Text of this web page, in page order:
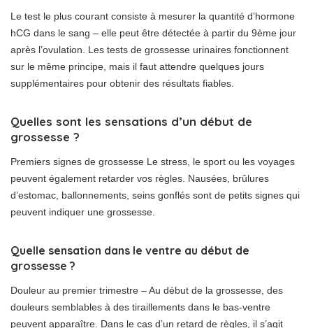
Le test le plus courant consiste à mesurer la quantité d’hormone
hCG dans le sang – elle peut être détectée à partir du 9ème jour
après l’ovulation. Les tests de grossesse urinaires fonctionnent
sur le même principe, mais il faut attendre quelques jours
supplémentaires pour obtenir des résultats fiables.
Quelles sont les sensations d’un début de
grossesse ?
Premiers signes de grossesse Le stress, le sport ou les voyages
peuvent également retarder vos règles. Nausées, brûlures
d’estomac, ballonnements, seins gonflés sont de petits signes qui
peuvent indiquer une grossesse.
Quelle sensation dans le ventre au début de
grossesse ?
Douleur au premier trimestre – Au début de la grossesse, des
douleurs semblables à des tiraillements dans le bas-ventre
peuvent apparaître. Dans le cas d’un retard de règles, il s’agit